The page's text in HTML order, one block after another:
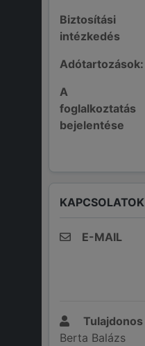
Biztosítási
intézkedés
Adótartozások:
A
foglalkoztatás
bejelentése
KAPCSOLATOK
E-MAIL
Tulajdonos
Berta Balázs